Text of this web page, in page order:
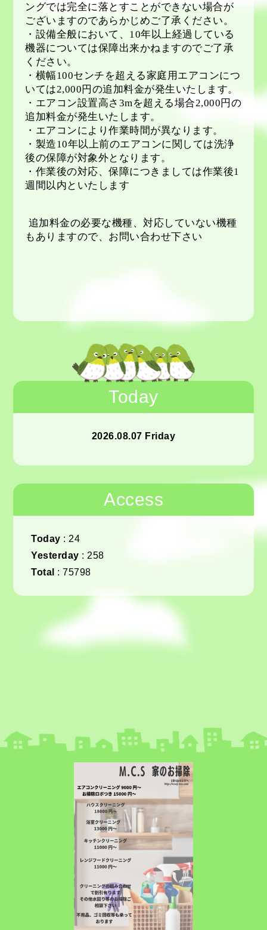
ングでは完全に落とすことができない場合が
ございますのであらかじめご了承ください。
・設備全般において、 10年以上経過している
機器については保障出来かねますのでご了承
ください。
・横幅100センチを超える家庭用エアコンにつ
いては2,000 円の追加料金が発生いたします。
・エアコン設置高さ 3mを超える場合2,000 円の
追加料金が発生いたします。
・エアコンにより作業時間が異なります。
・製造10年以上前のエアコンに関しては洗浄
後の保障が対象外となります。
・作業後の対応、保障につきましては作業後1
週間以内といたします
追加料金の必要な機種、対応していない機種
もありますので、お問い合わせ下さい
Today
2026.08.07 Friday
Access
Today : 24
Yesterday : 258
Total :75798